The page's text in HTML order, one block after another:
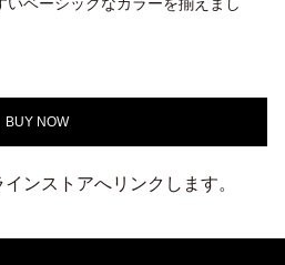
BUY NOW
ンストアへリンクします。